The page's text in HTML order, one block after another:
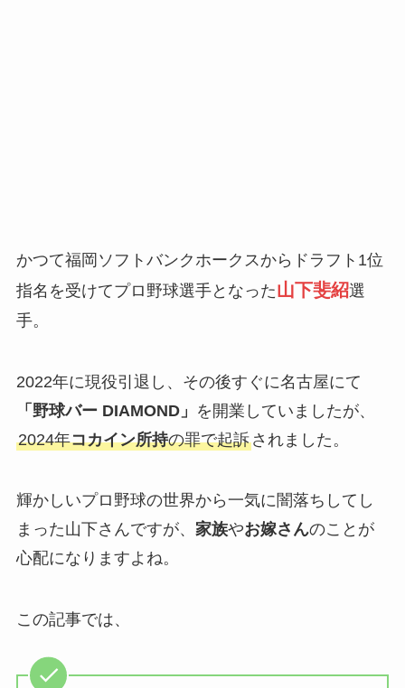
かつて福岡ソフトバンクホークスからドラフト1位
指名を受けてプロ野球選手となった山下斐紹選
手。
2022年に現役引退し、その後すぐに名古屋にて
「野球バー DIAMOND」 を開業していましたが、
2024年コカイン所持の罪で起訴されました。
輝かしいプロ野球の世界から一気に闇落ちしてし
まった山下さんですが、 家族やお嫁さんのことが
心配になりますよね。
この記事では、